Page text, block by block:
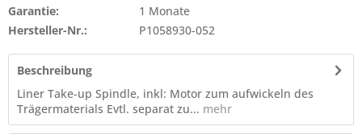
Garantie:
1 Monate
Hersteller-Nr.:
P1058930-052
Beschreibung
Liner Take-up Spindle, inkl: Motor zum aufwickeln des
Trägermaterials Evtl. separat zu... mehr